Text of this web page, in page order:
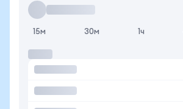
15м 30м 1ч